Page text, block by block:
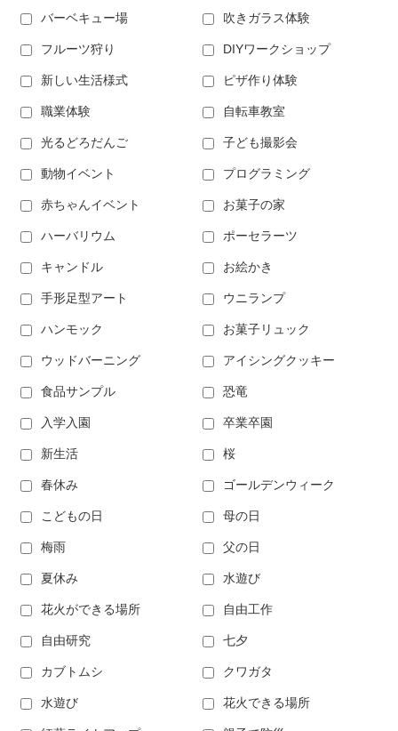
バーベキュー場 吹きガラス体験
フルーツ狩り DIYワークショップ
新しい生活様式 ピザ作り体験
職業体験 自転車教室
光るどろだんご 子ども撮影会
動物イベント プログラミング
赤ちゃんイベント お菓子の家
ハーバリウム ポーセラーツ
キャンドル お絵かき
手形足型アート ウニランプ
ハンモック お菓子リュック
ウッドバーニング アイシングクッキー
食品サンプル 恐竜
入学入園 卒業卒園
新生活 桜
春休み ゴールデンウィーク
こどもの日 母の日
梅雨 父の日
夏休み 水遊び
花火ができる場所 自由工作
自由研究 七夕
カブトムシ クワガタ
水遊び 花火できる場所